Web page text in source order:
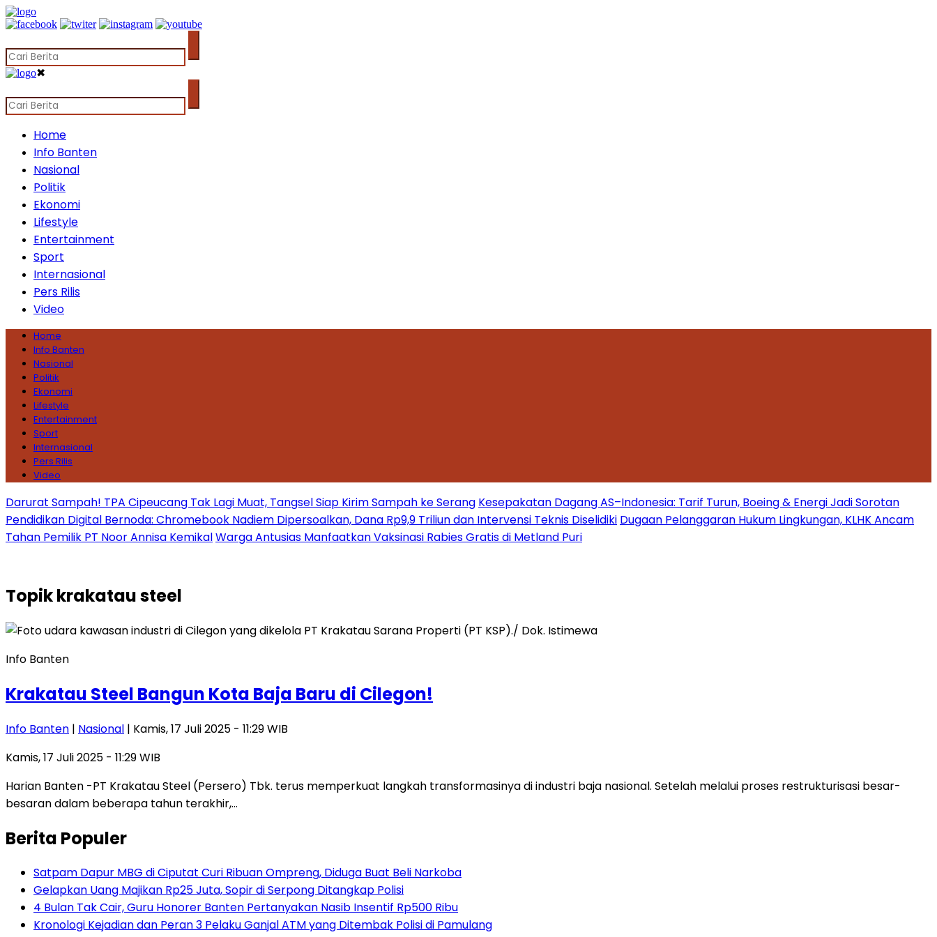
✖
Home
Info Banten
Nasional
Politik
Ekonomi
Lifestyle
Entertainment
Sport
Internasional
Pers Rilis
Video
Home
Info Banten
Nasional
Politik
Ekonomi
Lifestyle
Entertainment
Sport
Internasional
Pers Rilis
Video
Darurat Sampah! TPA Cipeucang Tak Lagi Muat, Tangsel Siap Kirim Sampah ke Serang Kesepakatan Dagang AS–Indonesia: Tarif Turun, Boeing & Energi Jadi Sorotan
Pendidikan Digital Bernoda: Chromebook Nadiem Dipersoalkan, Dana Rp9,9 Triliun dan Intervensi Teknis Diselidiki Dugaan Pelanggaran Hukum Lingkungan, KLHK Ancam
Tahan Pemilik PT Noor Annisa KemikalWarga Antusias Manfaatkan Vaksinasi Rabies Gratis di Metland Puri
Topikkrakatau steel
Info Banten
Krakatau Steel Bangun Kota Baja Baru di Cilegon!
Info Banten | Nasional | Kamis, 17 Juli 2025 - 11:29 WIB
Kamis, 17 Juli 2025 - 11:29 WIB
Harian Banten -PT Krakatau Steel (Persero) Tbk. terus memperkuat langkah transformasinya di industri baja nasional. Setelah melalui proses restrukturisasi besar-
besaran dalam beberapa tahun terakhir,…
Berita Populer
Satpam Dapur MBG di Ciputat Curi Ribuan Ompreng, Diduga Buat Beli Narkoba
Gelapkan Uang Majikan Rp25 Juta, Sopir di Serpong Ditangkap Polisi
4 Bulan Tak Cair, Guru Honorer Banten Pertanyakan Nasib Insentif Rp500 Ribu
Kronologi Kejadian dan Peran 3 Pelaku Ganjal ATM yang Ditembak Polisi di Pamulang